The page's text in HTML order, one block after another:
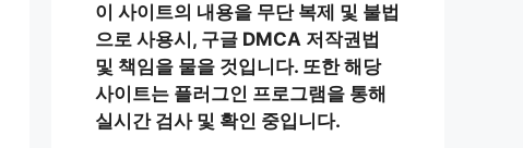
이 사이트의 내용을 무단 복제 및 불법
으로 사용시, 구글 DMCA 저작권법
및 책임을 물을 것입니다. 또한 해당
사이트는 플러그인 프로그램을 통해
실시간 검사 및 확인 중입니다.